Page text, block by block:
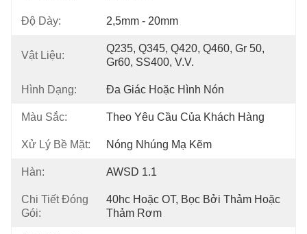
Độ Dày: 2,5mm - 20mm
Vật Liệu:
Q235, Q345, Q420, Q460, Gr 50,
Gr60, SS400, V.v.
Hình Dạng: Đa Giác Hoặc Hình Nón
Màu Sắc: Theo Yêu Cầu Của Khách Hàng
Xử Lý Bề Mặt: Nóng Nhúng Mạ Kẽm
Hàn: AWSD 1.1
Chi Tiết Đóng
Gói:
40hc Hoặc OT, Bọc Bởi Thảm Hoặc
Thảm Rơm